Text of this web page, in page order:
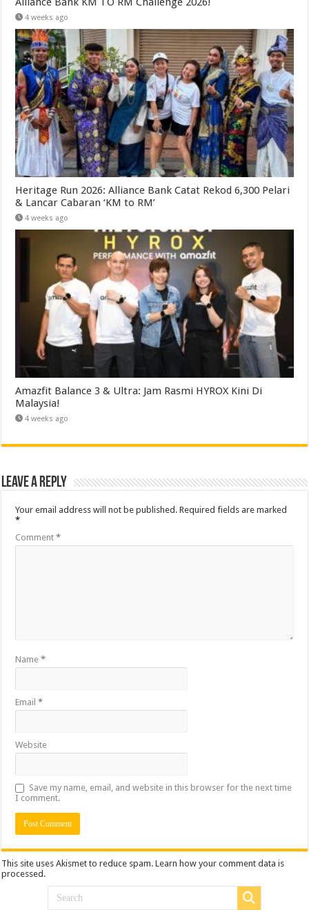
4 weeks ago
Heritage Run 2026: Alliance Bank Catat Rekod 6,300 Pelari
& Lancar Cabaran ‘KM to RM’
4 weeks ago
Amazfit Balance 3 & Ultra: Jam Rasmi HYROX Kini Di
Malaysia!
4 weeks ago
Leave a Reply
Your email address will not be published. Required fields are marked
*
Comment*
Name*
Email*
Website
Save my name, email, and website in this browser for the next time
I comment.
This site uses Akismet to reduce spam.Learn how your comment data is
processed.